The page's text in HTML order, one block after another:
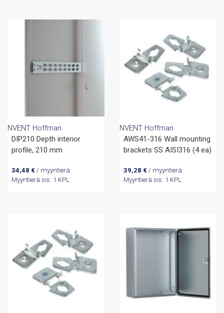
NVENT Hoffman
DIP210 Depth interior
profile, 210 mm
34,48 €/ myyntierä
Myyntierä sis. 1 KPL
NVENT Hoffman
AWS41-316 Wall mounting
brackets SS AISI316 (4 ea)
39,28 €/ myyntierä
Myyntierä sis. 1 KPL